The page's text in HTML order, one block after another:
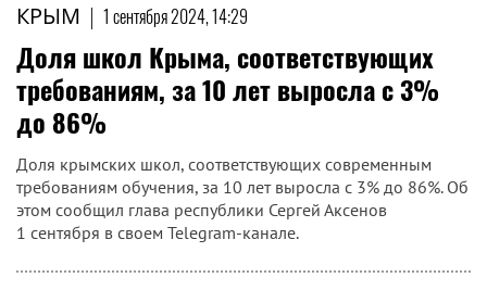
КРЫМ | 1 сентября 2024, 14:29
Доля школ Крыма, соответствующих
требованиям, за 10 лет выросла с 3%
до 86%
Доля крымских школ, соответствующих современным
требованиям обучения, за 10 лет выросла с 3% до 86%. Об
этом сообщил глава республики Сергей Аксенов
1 сентября в своем Telegram-канале.